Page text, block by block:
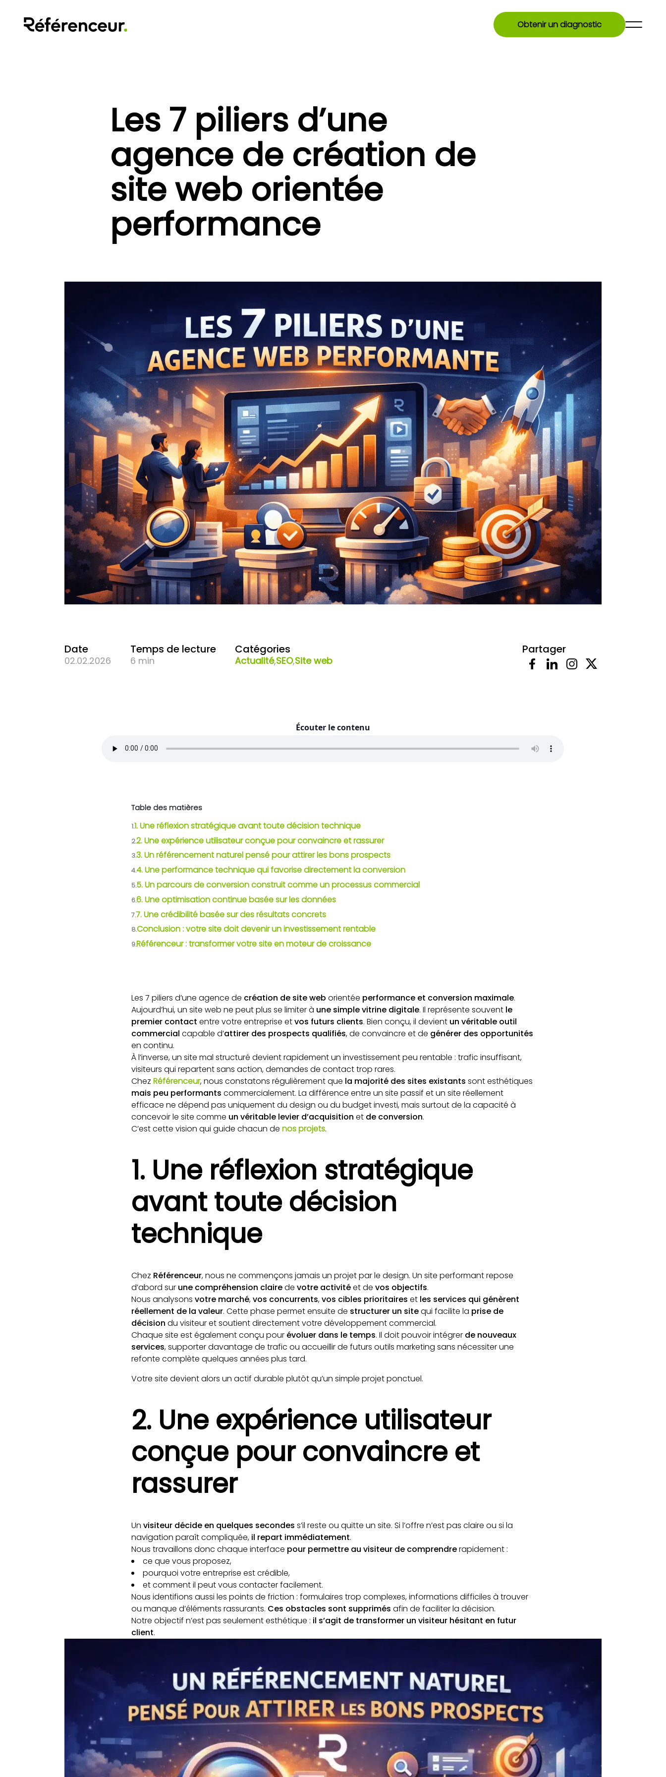
Obtenir un diagnostic
Les 7 piliers d’une
agence de création de
site web orientée
performance
Date
02.02.2026
Temps de lecture
6 min
Catégories
Actualité,SEO,Site web
Partager
Écouter le contenu
Table des matières
1.1. Une réflexion stratégique avant toute décision technique
2.2. Une expérience utilisateur conçue pour convaincre et rassurer
3.3. Un référencement naturel pensé pour attirer les bons prospects
4.4. Une performance technique qui favorise directement la conversion
5.5. Un parcours de conversion construit comme un processus commercial
6.6. Une optimisation continue basée sur les données
7.7. Une crédibilité basée sur des résultats concrets
8.Conclusion : votre site doit devenir un investissement rentable
9.Référenceur : transformer votre site en moteur de croissance
Les 7 piliers d’une agence de création de site web orientée performance et conversion maximale.
Aujourd’hui, un site web ne peut plus se limiter à une simple vitrine digitale. Il représente souvent le
premier contact entre votre entreprise etvos futurs clients. Bien conçu, il devient un véritable outil
commercial capable d’attirer des prospects qualifiés, de convaincre et de générer des opportunités
en continu.
À l’inverse, un site mal structuré devient rapidement un investissement peu rentable : trafic insuffisant,
visiteurs qui repartent sans action, demandes de contact trop rares.
ChezRéférenceur, nous constatons régulièrement que la majorité des sites existants sont esthétiques
mais peu performants commercialement. La différence entre un site passif et un site réellement
efficace ne dépend pas uniquement du design ou du budget investi, mais surtout de la capacité à
concevoir le site comme un véritable levier d’acquisition et de conversion.
C’est cette vision qui guide chacun denos projets.
1. Une réflexion stratégique
avant toute décision
technique
Chez Référenceur, nous ne commençons jamais un projet par le design. Un site performant repose
d’abord sur une compréhension clairedevotre activitéet devos objectifs.
Nous analysonsvotre marché,vos concurrents,vos cibles prioritaires et les services qui génèrent
réellement de la valeur. Cette phase permet ensuite de structurer un sitequi facilite la prise de
décision du visiteur et soutient directement votre développement commercial.
Chaque site est également conçu pour évoluer dans le temps. Il doit pouvoir intégrer de nouveaux
services, supporter davantage de trafic ou accueillir de futurs outils marketing sans nécessiter une
refonte complète quelques années plus tard.
Votre site devient alors un actif durable plutôt qu’un simple projet ponctuel.
2. Une expérience utilisateur
conçue pour convaincre et
rassurer
Unvisiteur décide en quelques secondes s’il reste ou quitte un site. Si l’offre n’est pas claire ou si la
navigation paraît compliquée, il repart immédiatement.
Nous travaillons donc chaque interface pour permettre au visiteur de comprendrerapidement :
ce que vous proposez,
pourquoi votre entreprise est crédible,
et comment il peut vous contacter facilement.
Nous identifions aussi les points de friction : formulaires trop complexes, informations difficiles à trouver
ou manque d’éléments rassurants. Ces obstacles sont supprimés afin de faciliter la décision.
Notre objectif n’est pas seulement esthétique : il s’agit de transformer un visiteur hésitant en futur
client.